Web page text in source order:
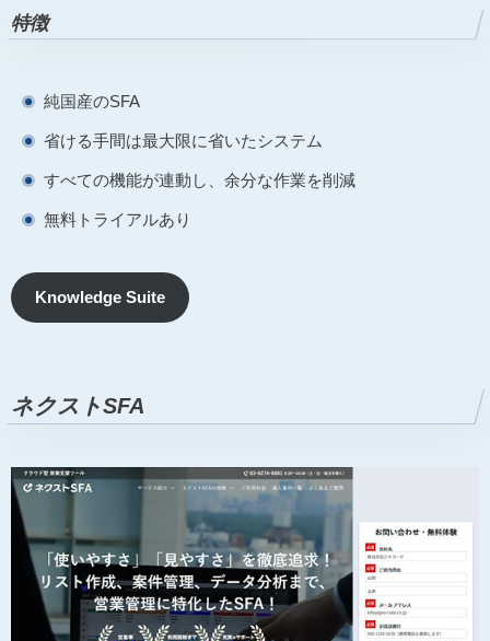
特徴
純国産のSFA
省ける手間は最大限に省いたシステム
すべての機能が連動し、余分な作業を削減
無料トライアルあり
Knowledge Suite
ネクストSFA